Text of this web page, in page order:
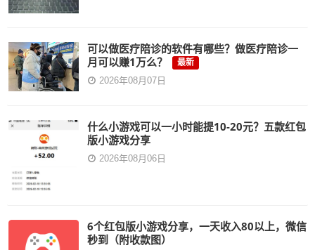
可以做医疗陪诊的软件有哪些？做医疗陪诊一
月可以赚1万么？
最新
2026年08月07日
什么小游戏可以一小时能提10-20元？五款红包
版小游戏分享
2026年08月06日
6个红包版小游戏分享，一天收入80以上，微信
秒到（附收款图）